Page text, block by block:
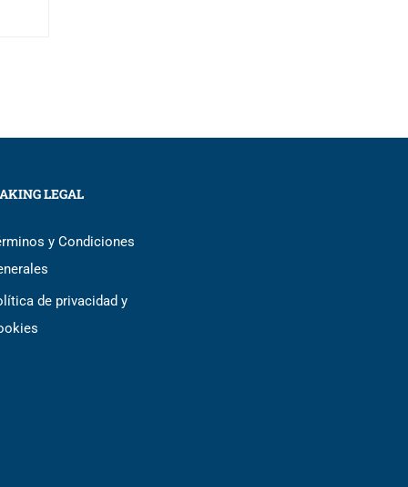
LEGAL
y Condiciones
de privacidad y